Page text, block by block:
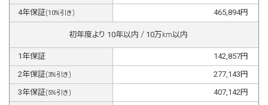
4年保証(10%引き) 465,894円
初年度より 10年以内 / 10万km以内
1年保証 142,857円
2年保証(3%引き) 277,143 円
3年保証(5%引き) 407,142円